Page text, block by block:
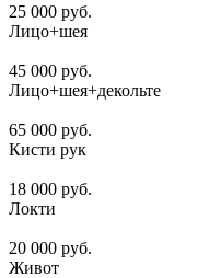
25 000 руб.
Лицо+шея
45 000 руб.
Лицо+шея+декольте
65 000 руб.
Кисти рук
18 000 руб.
Локти
20 000 руб.
Живот